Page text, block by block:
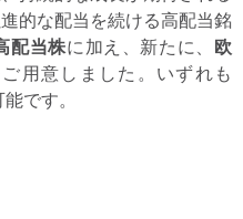
的な配当を続ける高配当銘
配当株に加え、新たに、 欧
ご用意しました。いずれも
です。